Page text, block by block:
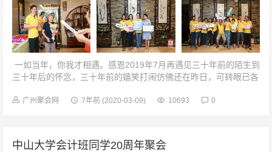
一如当年，你我才相遇。感恩2019年7月再遇见三十年前的陌生到
三十年后的怀念，三十年前的嬉笑打闹仿佛还在昨日，可转眼已各
们恩师；感...
广州聚会网 7年前 (2020-03-09) 10693 0
中山大学会计班同学20周年聚会